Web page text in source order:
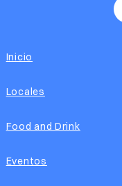
Inicio
Locales
Food and Drink
Eventos